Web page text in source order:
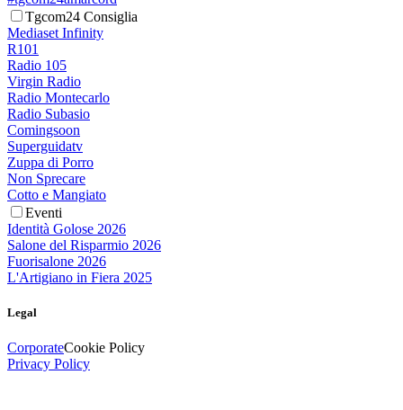
Tgcom24 Consiglia
Mediaset Infinity
R101
Radio 105
Virgin Radio
Radio Montecarlo
Radio Subasio
Comingsoon
Superguidatv
Zuppa di Porro
Non Sprecare
Cotto e Mangiato
Eventi
Identità Golose 2026
Salone del Risparmio 2026
Fuorisalone 2026
L'Artigiano in Fiera 2025
Legal
CorporateCookie Policy
Privacy Policy